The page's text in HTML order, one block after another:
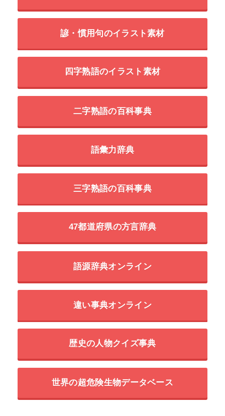
諺・慣用句のイラスト素材
四字熟語のイラスト素材
二字熟語の百科事典
語彙力辞典
三字熟語の百科事典
47都道府県の方言辞典
語源辞典オンライン
違い事典オンライン
歴史の人物クイズ事典
世界の超危険生物データベース